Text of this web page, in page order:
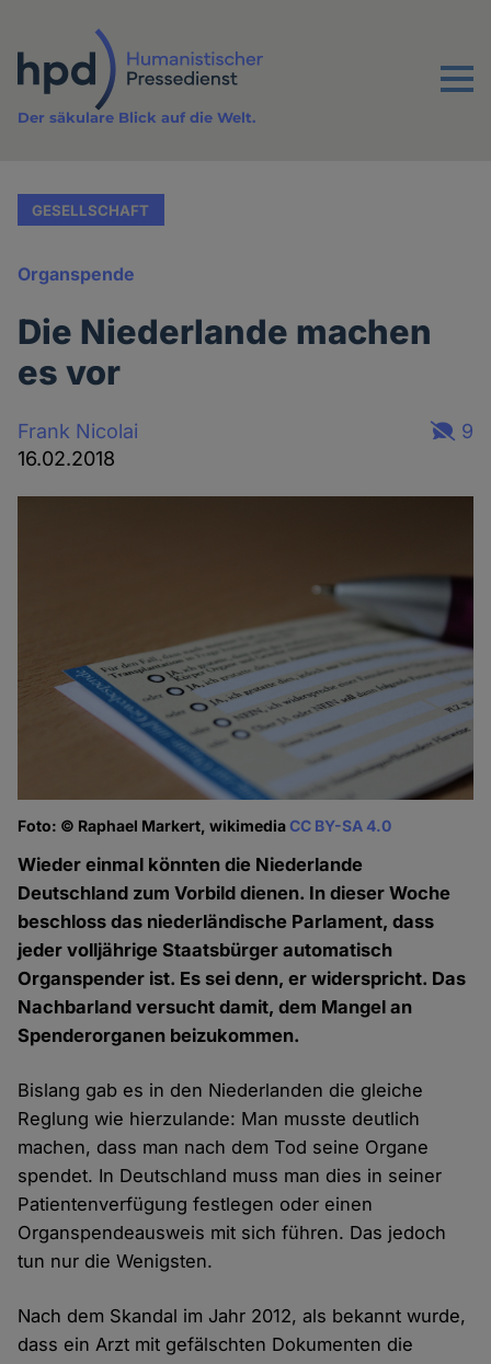
Inhalt
Menu
Der säkulare Blick auf die Welt.
GESELLSCHAFT
Organspende
Die Niederlande machen
es vor
Frank Nicolai
16.02.2018
9
Foto: © Raphael Markert, wikimediaCC BY-SA 4.0
Wieder einmal könnten die Niederlande
Deutschland zum Vorbild dienen. In dieser Woche
beschloss das niederländische Parlament, dass
jeder volljährige Staatsbürger automatisch
Organspender ist. Es sei denn, er widerspricht. Das
Nachbarland versucht damit, dem Mangel an
Spenderorganen beizukommen.
Bislang gab es in den Niederlanden die gleiche
Reglung wie hierzulande: Man musste deutlich
machen, dass man nach dem Tod seine Organe
spendet. In Deutschland muss man dies in seiner
Patientenverfügung festlegen oder einen
Organspendeausweis mit sich führen. Das jedoch
tun nur die Wenigsten.
Nach dem Skandal im Jahr 2012, als bekannt wurde,
dass ein Arzt mit gefälschten Dokumenten die